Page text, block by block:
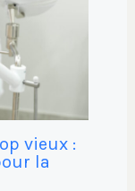
vieux :
la